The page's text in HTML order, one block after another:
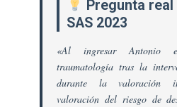
Pregunta real
SAS 2023
«Al ingresar
traumatología tras la
durante la valoración
valoración del riesgo de